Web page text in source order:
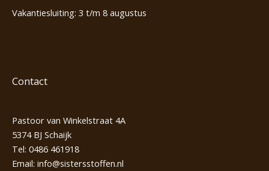
Vakantiesluiting: 3 t/m 8 augustus
Contact
Pastoor van Winkelstraat 4A
5374 BJ Schaijk
Tel: 0486 461918
Email: info@sistersstoffen.nl